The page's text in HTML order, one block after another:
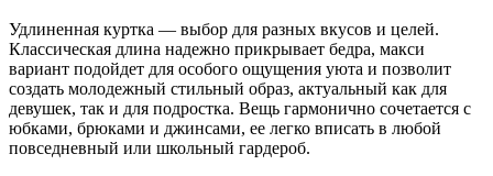
Удлиненная куртка — выбор для разных вкусов и целей.
Классическая длина надежно прикрывает бедра, макси
вариант подойдет для особого ощущения уюта и позволит
создать молодежный стильный образ, актуальный как для
девушек, так и для подростка. Вещь гармонично сочетается с
юбками, брюками и джинсами, ее легко вписать в любой
повседневный или школьный гардероб.